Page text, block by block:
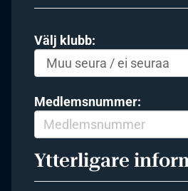
Välj klubb:
Medlemsnummer:
Ytterligare